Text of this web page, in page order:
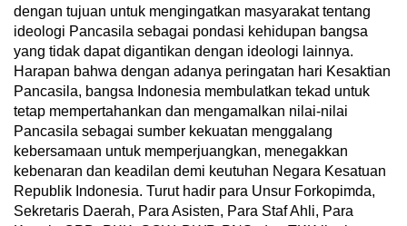
dengan tujuan untuk mengingatkan masyarakat tentang
ideologi Pancasila sebagai pondasi kehidupan bangsa
yang tidak dapat digantikan dengan ideologi lainnya.
Harapan bahwa dengan adanya peringatan hari Kesaktian
Pancasila, bangsa Indonesia membulatkan tekad untuk
tetap mempertahankan dan mengamalkan nilai-nilai
Pancasila sebagai sumber kekuatan menggalang
kebersamaan untuk memperjuangkan, menegakkan
kebenaran dan keadilan demi keutuhan Negara Kesatuan
Republik Indonesia. Turut hadir para Unsur Forkopimda,
Sekretaris Daerah, Para Asisten, Para Staf Ahli, Para